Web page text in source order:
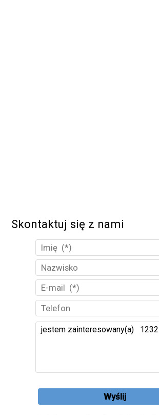
Skontaktuj się z nami
Wyślij